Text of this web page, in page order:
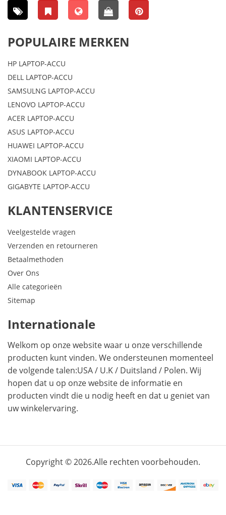
POPULAIRE MERKEN
HP LAPTOP-ACCU
DELL LAPTOP-ACCU
SAMSULNG LAPTOP-ACCU
LENOVO LAPTOP-ACCU
ACER LAPTOP-ACCU
ASUS LAPTOP-ACCU
HUAWEI LAPTOP-ACCU
XIAOMI LAPTOP-ACCU
DYNABOOK LAPTOP-ACCU
GIGABYTE LAPTOP-ACCU
KLANTENSERVICE
Veelgestelde vragen
Verzenden en retourneren
Betaalmethoden
Over Ons
Alle categorieën
Sitemap
Internationale
Welkom op onze website waar u onze verschillende
producten kunt vinden. We ondersteunen momenteel
de volgende talen:USA/ U.K/ Duitsland / Polen. Wij
hopen dat u op onze website de informatie en
producten vindt die u nodig heeft en dat u geniet van
uw winkelervaring.
Copyright © 2026.Alle rechten voorbehouden.